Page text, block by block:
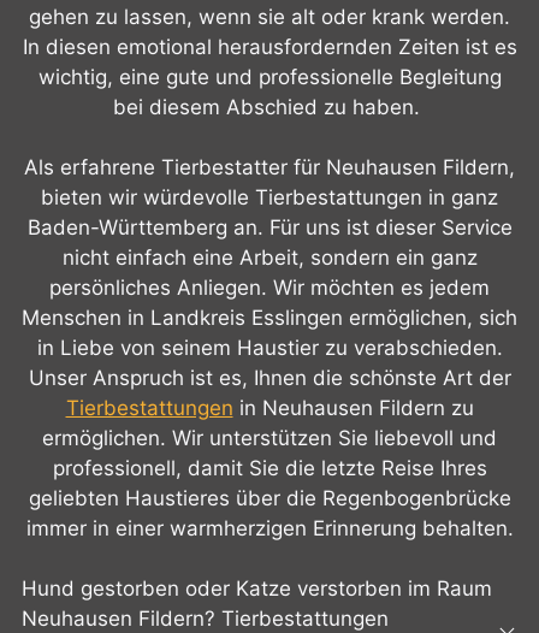
gehen zu lassen, wenn sie alt oder krank werden.
In diesen emotional herausfordernden Zeiten ist es
wichtig, eine gute und professionelle Begleitung
bei diesem Abschied zu haben.
Als erfahrene Tierbestatter für Neuhausen Fildern,
bieten wir würdevolle Tierbestattungen in ganz
Baden-Württemberg an. Für uns ist dieser Service
nicht einfach eine Arbeit, sondern ein ganz
persönliches Anliegen. Wir möchten es jedem
Menschen in Landkreis Esslingen ermöglichen, sich
in Liebe von seinem Haustier zu verabschieden.
Unser Anspruch ist es, Ihnen die schönste Art der
Tierbestattungen in Neuhausen Fildern zu
ermöglichen. Wir unterstützen Sie liebevoll und
professionell, damit Sie die letzte Reise Ihres
geliebten Haustieres über die Regenbogenbrücke
immer in einer warmherzigen Erinnerung behalten.
Hund gestorben oder Katze verstorben im Raum
Neuhausen Fildern? Tierbestattungen